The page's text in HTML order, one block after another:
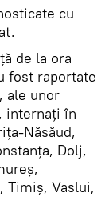
cu
de la ora
fost raportate
ale unor
internați în
Năsăud,
Dolj,
Timiș, Vaslui,